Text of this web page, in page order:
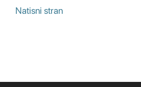
Natisni stran